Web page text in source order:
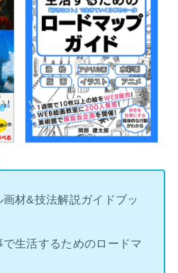
材&技法解説ガイドブッ
生活するためのロードマ